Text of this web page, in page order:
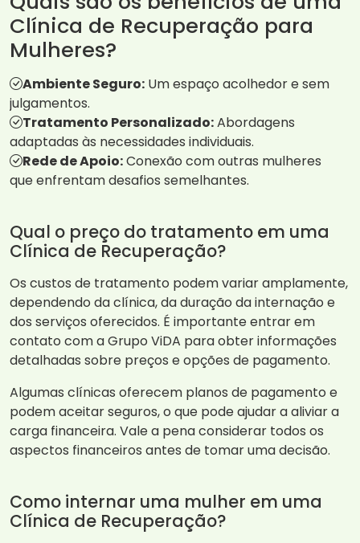
Clínica de Recuperação para
Mulheres?
Ambiente Seguro: Um espaço acolhedor e sem
julgamentos.
Tratamento Personalizado:Abordagens
adaptadas às necessidades individuais.
Rede de Apoio:Conexão com outras mulheres
que enfrentam desafios semelhantes.
Qual o preço do tratamento em uma
Clínica de Recuperação?
Os custos de tratamento podem variar amplamente,
dependendo da clínica, da duração da internação e
dos serviços oferecidos. É importante entrar em
contato com a Grupo ViDA para obter informações
detalhadas sobre preços e opções de pagamento.
Algumas clínicas oferecem planos de pagamento e
podem aceitar seguros, o que pode ajudar a aliviar a
carga financeira. Vale a pena considerar todos os
aspectos financeiros antes de tomar uma decisão.
Como internar uma mulher em uma
Clínica de Recuperação?